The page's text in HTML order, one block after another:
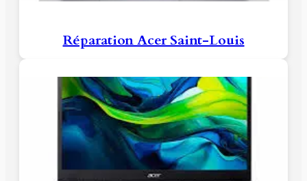
Réparation Acer Saint-Louis